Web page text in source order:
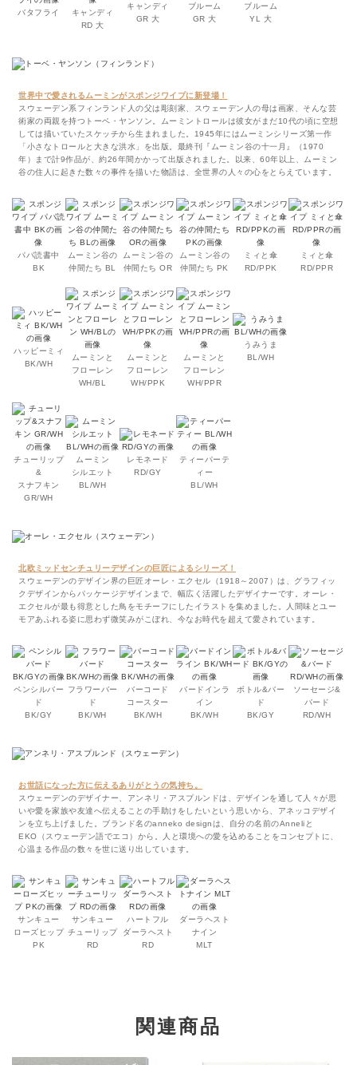
バタフライ
キャンディ
RD 大
キャンディ
GR 大
ブルーム
GR 大
ブルーム
YL 大
世界中で愛されるムーミンがスポンジワイプに新登場！
スウェーデン系フィンランド人の父は彫刻家、スウェーデン人の母は画家、そんな芸
術家の両親を持つトーベ・ヤンソン。ムーミントロールは彼女がまだ10代の頃に空想
しては描いていたスケッチから生まれました。1945年にはムーミンシリーズ第一作
「小さなトロールと大きな洪水」を出版。最終刊『ムーミン谷の十一月』（1970
年）まで計9作品が、約26年間かかって出版されました。以来、60年以上、ムーミン
谷の住人に起きた数々の事件を描いた物語は、全世界の人々の心をとらえています。
パパ読書中
BK
ムーミン谷の
仲間たち BL
ムーミン谷の
仲間たち OR
ムーミン谷の
仲間たち PK
ミィと傘
RD/PPK
ミィと傘
RD/PPR
ハッピーミィ
BK/WH
ムーミンと
フローレン
WH/BL
ムーミンと
フローレン
WH/PPK
ムーミンと
フローレン
WH/PPR
うみうま
BL/WH
チューリップ
&
スナフキン
GR/WH
ムーミン
シルエット
BL/WH
レモネード
RD/GY
ティーパーテ
ィー
BL/WH
北欧ミッドセンチュリーデザインの巨匠によるシリーズ！
スウェーデンのデザイン界の巨匠オーレ・エクセル（1918～2007）は、グラフィッ
クデザインからパッケージデザインまで、幅広く活躍したデザイナーです。オーレ・
エクセルが最も得意とした鳥をモチーフにしたイラストを集めました。人間味とユー
モアあふれる姿に思わず微笑みがこぼれ、今なお時代を超えて愛されています。
ペンシルバー
ド
BK/GY
フラワーバー
ド
BK/WH
バーコード
コースター
BK/WH
バードインラ
イン
BK/WH
ボトル&バー
ド
BK/GY
ソーセージ&
バード
RD/WH
お世話になった方に伝えるありがとうの気持ち。
スウェーデンのデザイナー、アンネリ・アスプルンドは、デザインを通して人々が思
いや愛を家族や友達へ伝えることの手助けをしたいという思いから、アネッコデザイ
ンを立ち上げました。ブランド名のanneko designは、自分の名前のAnneliと
EKO（スウェーデン語でエコ）から。人と環境への愛を込めることをコンセプトに、
心温まる作品の数々を世に送り出しています。
サンキュー
ローズヒップ
PK
サンキュー
チューリップ
RD
ハートフル
ダーラヘスト
RD
ダーラヘスト
ナイン
MLT
関連商品